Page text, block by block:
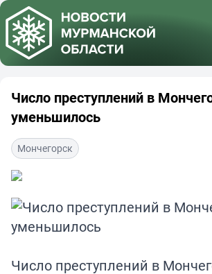
Число преступлений в
уменьшилось
Мончегорск
Число преступлений в